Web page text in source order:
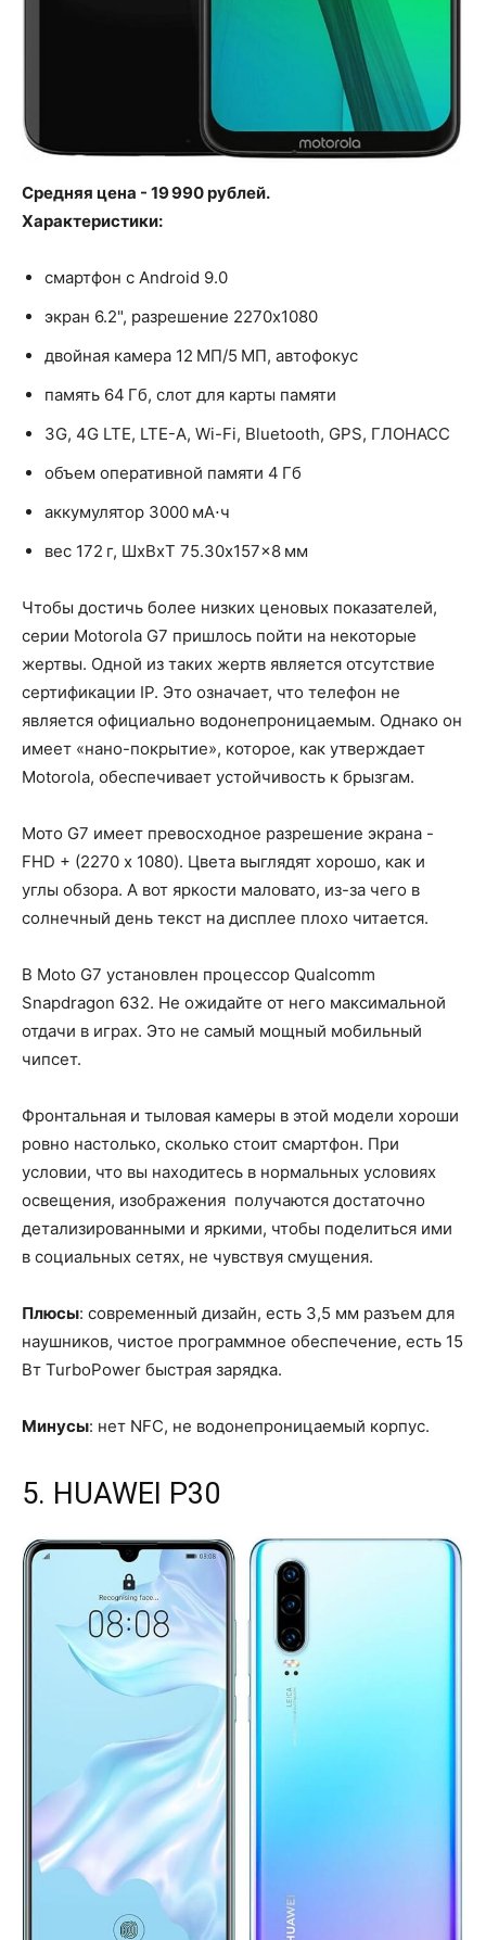
Средняя цена - 19 990 рублей.
Характеристики:
смартфон с Android 9.0
экран 6.2", разрешение 2270x1080
двойная камера 12 МП/5 МП, автофокус
память 64 Гб, слот для карты памяти
3G, 4G LTE, LTE-A, Wi-Fi, Bluetooth, GPS, ГЛОНАСС
объем оперативной памяти 4 Гб
аккумулятор 3000 мА⋅ч
вес 172 г, ШxВxТ 75.30x157x8 мм
Чтобы достичь более низких ценовых показателей,
серии Motorola G7 пришлось пойти на некоторые
жертвы. Одной из таких жертв является отсутствие
сертификации IP. Это означает, что телефон не
является официально водонепроницаемым. Однако он
имеет «нано-покрытие», которое, как утверждает
Motorola, обеспечивает устойчивость к брызгам.
Мото G7 имеет превосходное разрешение экрана -
FHD + (2270 х 1080). Цвета выглядят хорошо, как и
углы обзора. А вот яркости маловато, из-за чего в
солнечный день текст на дисплее плохо читается.
В Moto G7 установлен процессор Qualcomm
Snapdragon 632. Не ожидайте от него максимальной
отдачи в играх. Это не самый мощный мобильный
чипсет.
Фронтальная и тыловая камеры в этой модели хороши
ровно настолько, сколько стоит смартфон. При
условии, что вы находитесь в нормальных условиях
освещения, изображения получаются достаточно
детализированными и яркими, чтобы поделиться ими
в социальных сетях, не чувствуя смущения.
Плюсы: современный дизайн, есть 3,5 мм разъем для
наушников, чистое программное обеспечение, есть 15
Вт TurboPower быстрая зарядка.
Минусы: нет NFC, не водонепроницаемый корпус.
5. HUAWEI P30